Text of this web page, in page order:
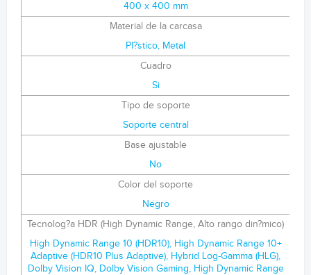
400 x 400 mm
Material de la carcasa
Pl?stico, Metal
Cuadro
Si
Tipo de soporte
Soporte central
Base ajustable
No
Color del soporte
Negro
Tecnolog?a HDR (High Dynamic Range, Alto rango din?mico)
High Dynamic Range 10 (HDR10), High Dynamic Range 10+
Adaptive (HDR10 Plus Adaptive), Hybrid Log-Gamma (HLG),
Dolby Vision IQ, Dolby Vision Gaming, High Dynamic Range